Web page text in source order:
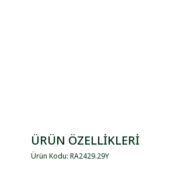
ÜRÜN ÖZELLİKLERİ
Ürün Kodu:RA2429.29Y